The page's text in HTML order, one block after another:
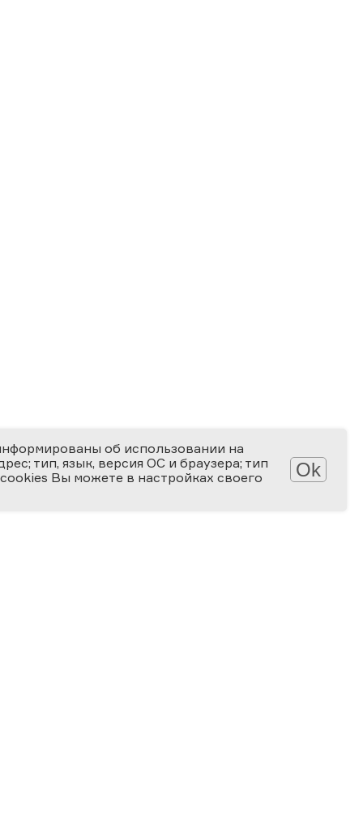
об использовании на
тип, язык, версия ОС и браузера; тип
Вы можете в настройках своего
Ok